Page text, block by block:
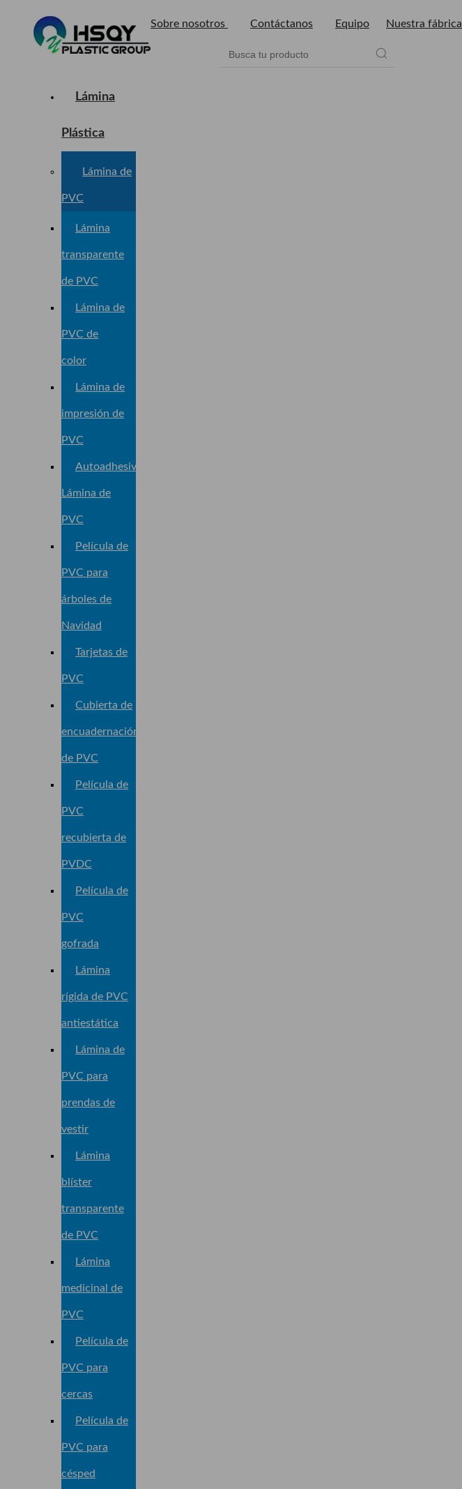
Sobre nosotros Contáctanos Equipo Nuestra fábrica
Lámina
Plástica
Lámina de
PVC
Lámina
transparente
de PVC
Lámina de
PVC de
color
Lámina de
impresión de
PVC
Autoadhesivo
Lámina de
PVC
Película de
PVC para
árboles de
Navidad
Tarjetas de
PVC
Cubierta de
encuadernación
de PVC
Película de
PVC
recubierta de
PVDC
Película de
PVC
gofrada
Lámina
rígida de PVC
antiestática
Lámina de
PVC para
prendas de
vestir
Lámina
blíster
transparente
de PVC
Lámina
medicinal de
PVC
Película de
PVC para
cercas
Película de
PVC para
césped